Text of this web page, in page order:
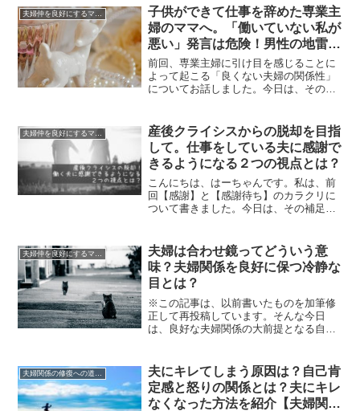
子供ができて仕事を辞めた専業主
婦のママへ。「働いていない私が
悪い」発言は危険！男性の地雷を
ふんでいる理由
前回、専業主婦に引け目を感じることに
よって起こる「良くない夫婦の関係性」
についてお話しました。今日は、その続
します。男女の考え方の違いによるもの
です。それでは、どうぞ～...
夫婦仲を良好にするマインド
産後クライシスからの脱却を目指
して。仕事をしている夫に感謝で
きるようになる２つの視点とは？
こんにちは、はーちゃんです。私は、前
回【感謝】と【感謝待ち】のカラクリに
ついて書きました。今日は、その補足を
幸いです。感謝待ちをしてしまう原因感
謝しなくちゃと自分を逆に...
夫婦は合わせ鏡ってどういう意
味？夫婦関係を良好に保つ冷静な
目とは？
※この記事は、以前書いたものを加筆修
正して再投稿しています。そんな今日
は、良好な夫婦関係の大前提となる自然
大前提は、【夫婦は合わせ鏡】だという
ことです。この【夫婦は合わ...
夫にキレてしまう原因は？自己肯
定感と怒りの関係とは？夫にキレ
なくなった方法を紹介【夫婦関係